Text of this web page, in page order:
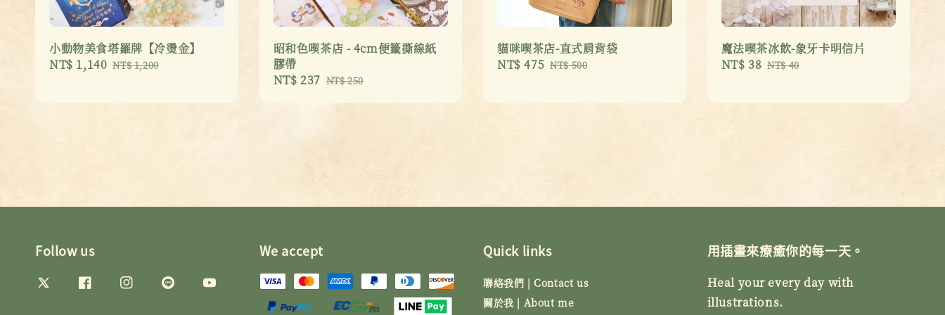
小動物美食塔羅牌【冷燙金】
Sale
NT$ 1,140 Regular
NT$ 1,200
昭和色喫茶店 - 4cm便籤撕線紙
膠帶
Sale
NT$ 237 Regular
NT$ 250
貓咪喫茶店-直式肩背袋
Sale
NT$ 475 Regular
NT$ 500
魔法喫茶冰飲-象牙卡明信片
Sale
NT$ 38 Regular
NT$ 40
Follow us We accept Quick links
聯絡我們 | Contact us
關於我 | About me
用插畫來療癒你的每一天。
Heal your every day with
illustrations.